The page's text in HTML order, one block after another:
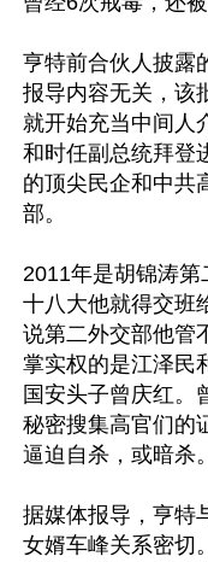
亨特前合伙人披露
报导内容无关，该
就开始充当中间人
和时任副总统拜登
的顶尖民企和中共
部。
2011年是胡锦涛第
十八大他就得交班
说第二外交部他管
掌实权的是江泽民
国安头子曾庆红。
秘密搜集高官们的
逼迫自杀，或暗杀。
据媒体报导，亨特
女婿车峰关系密切